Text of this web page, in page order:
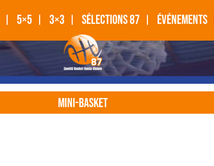
5×5 3×3 SÉLECTIONS 87 ÉVÉNEMENTS
MINI-BASKET